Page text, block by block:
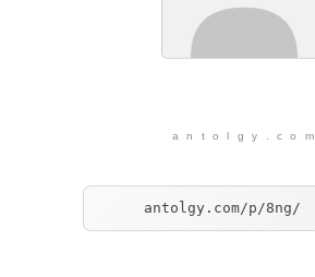
a n t o l g y . c o m